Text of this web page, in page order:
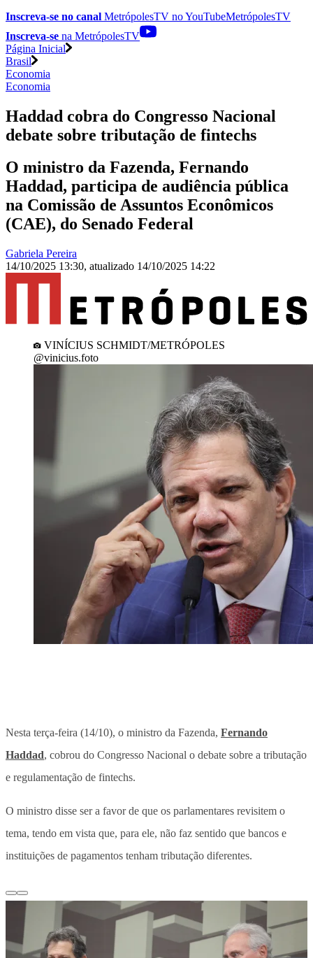
Inscreva-se no canal MetrópolesTV noYouTubeMetrópolesTV
Inscreva-se na MetrópolesTV
Página Inicial
Brasil
Economia
Economia
Haddad cobra do Congresso Nacional
debate sobre tributação de fintechs
O ministro da Fazenda, Fernando
Haddad, participa de audiência pública
na Comissão de Assuntos Econômicos
(CAE), do Senado Federal
Gabriela Pereira
14/10/2025 13:30, atualizado 14/10/2025 14:22
VINÍCIUS SCHMIDT/METRÓPOLES
@vinicius.foto
Nesta terça-feira (14/10), o ministro da Fazenda, Fernando
Haddad, cobrou do Congresso Nacional o debate sobre a tributação
e regulamentação de fintechs.
O ministro disse ser a favor de que os parlamentares revisitem o
tema, tendo em vista que, para ele, não faz sentido que bancos e
instituições de pagamentos tenham tributação diferentes.